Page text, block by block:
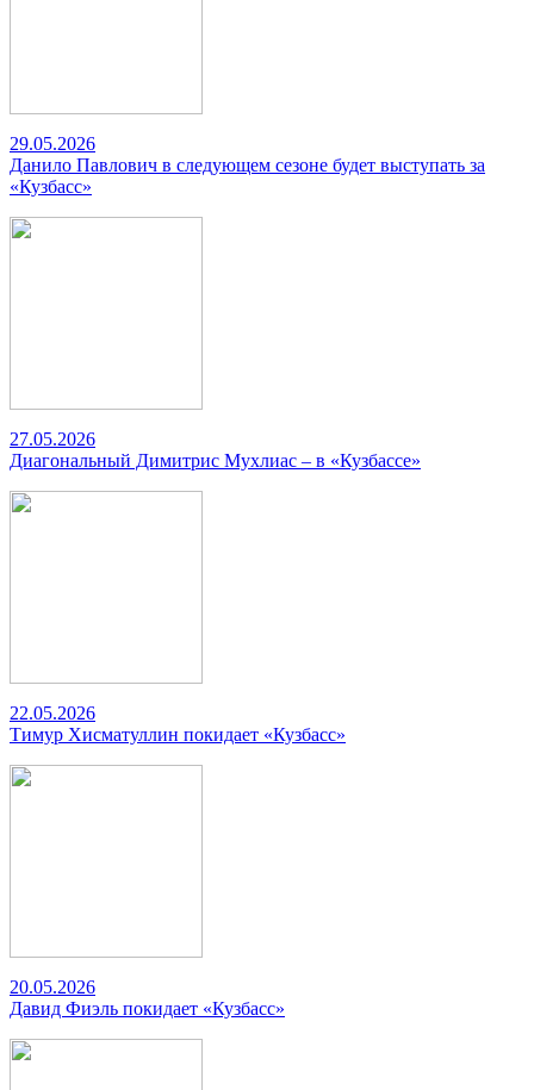
29.05.2026
Данило Павлович в следующем сезоне будет выступать за
«Кузбасс»
27.05.2026
Диагональный Димитрис Мухлиас – в «Кузбассе»
22.05.2026
Тимур Хисматуллин покидает «Кузбасс»
20.05.2026
Давид Фиэль покидает «Кузбасс»